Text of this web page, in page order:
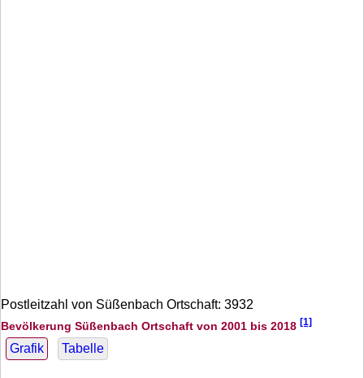
Postleitzahl von Süßenbach Ortschaft: 3932
Bevölkerung Süßenbach Ortschaft von 2001 bis 2018 [1]
Grafik Tabelle